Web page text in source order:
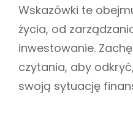
Wskazówki te
życia, od
inwestowanie.
czytania, aby
swoją sytuację